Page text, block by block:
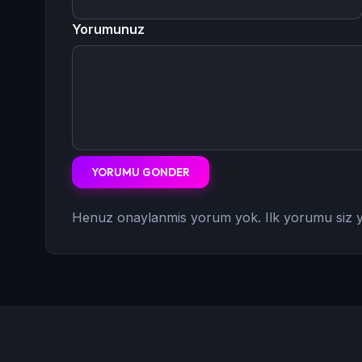
Yorumunuz
YORUMU GONDER
Henuz onaylanmis yorum yok. Ilk yorumu siz